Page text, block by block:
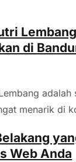
di
menarik di
Web Anda